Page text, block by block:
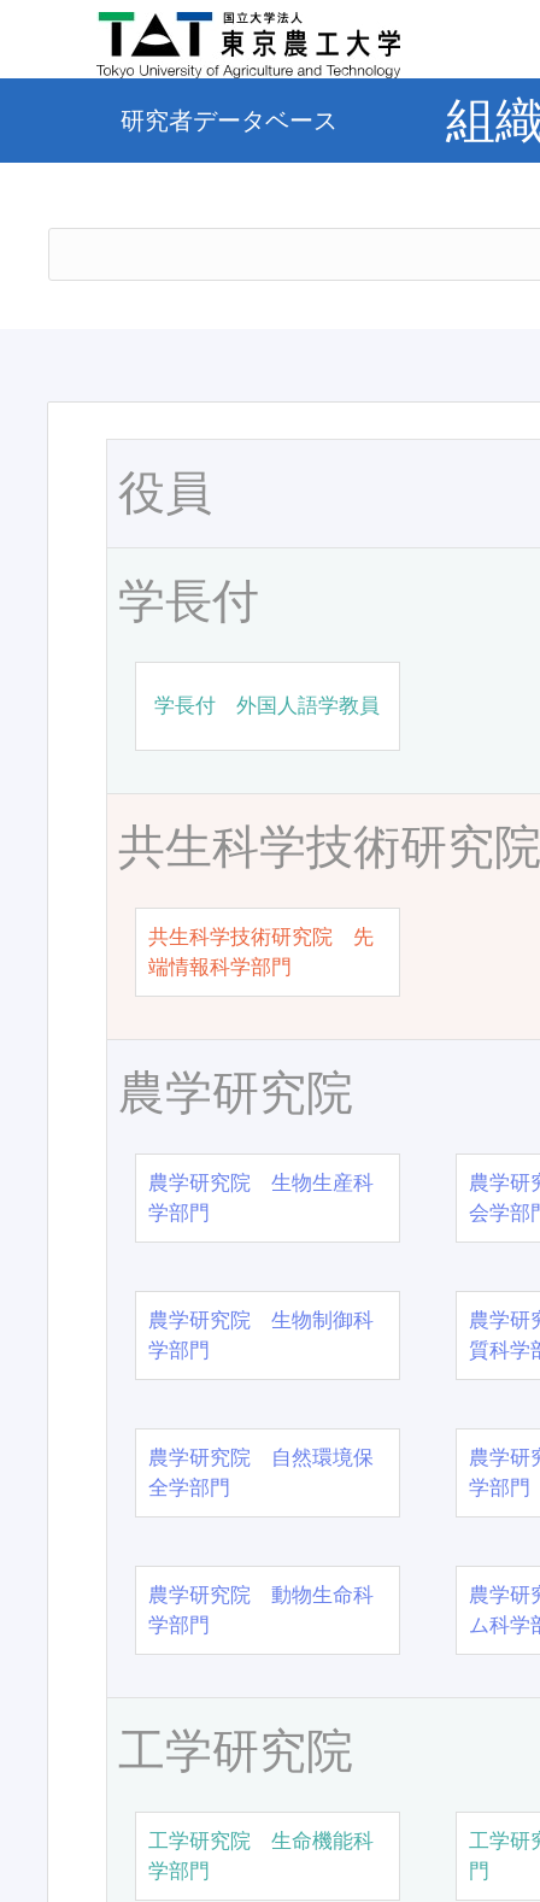
研究者データベース 組
役員
学長付
学長付 外国人語学教員
共生科学技術研究
共生科学技術研究院 先
端情報科学部門
農学研究院
農学研究院 生物生産科
学部門
農学
会学部
農学研究院 生物制御科
学部門
農学
質科学
農学研究院 自然環境保
全学部門
農学
学部門
農学研究院 動物生命科
学部門
農学
ム科学
工学研究院
工学研究院 生命機能科
学部門
工学研
門